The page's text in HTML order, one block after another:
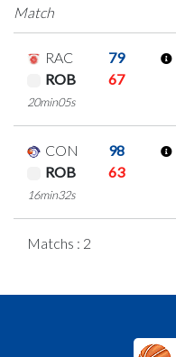
Match
RAC
79
ROB
67
20min05s
CON
98
ROB
63
16min32s
Matchs : 2